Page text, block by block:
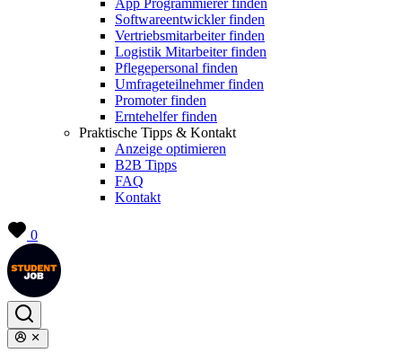
App Programmierer finden
Softwareentwickler finden
Vertriebsmitarbeiter finden
Logistik Mitarbeiter finden
Pflegepersonal finden
Umfrageteilnehmer finden
Promoter finden
Erntehelfer finden
Praktische Tipps & Kontakt
Anzeige optimieren
B2B Tipps
FAQ
Kontakt
0